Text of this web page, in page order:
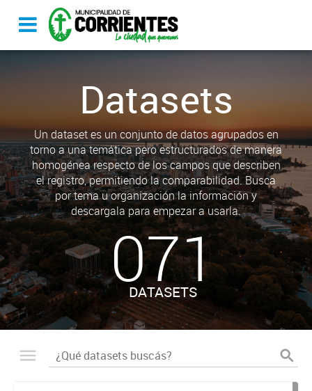
Datasets
Un dataset es un conjunto de datos agrupados en
torno a una temática pero estructurados de manera
homogénea respecto de los campos que describen
el registro, permitiendo la comparabilidad. Busca
por tema u organización la información y
descargala para empezar a usarla.
071
DATASETS